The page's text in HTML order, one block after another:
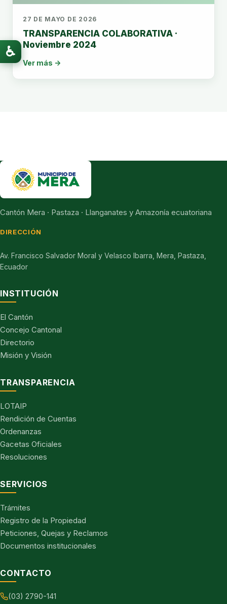
27 DE MAYO DE 2026
TRANSPARENCIA COLABORATIVA ·
Noviembre 2024
Ver más →
Cantón Mera · Pastaza · Llanganates y Amazonía ecuatoriana
DIRECCIÓN
Av. Francisco Salvador Moral y Velasco Ibarra, Mera, Pastaza,
Ecuador
INSTITUCIÓN
El Cantón
Concejo Cantonal
Directorio
Misión y Visión
TRANSPARENCIA
LOTAIP
Rendición de Cuentas
Ordenanzas
Gacetas Oficiales
Resoluciones
SERVICIOS
Trámites
Registro de la Propiedad
Peticiones, Quejas y Reclamos
Documentos institucionales
CONTACTO
(03) 2790-141
♿